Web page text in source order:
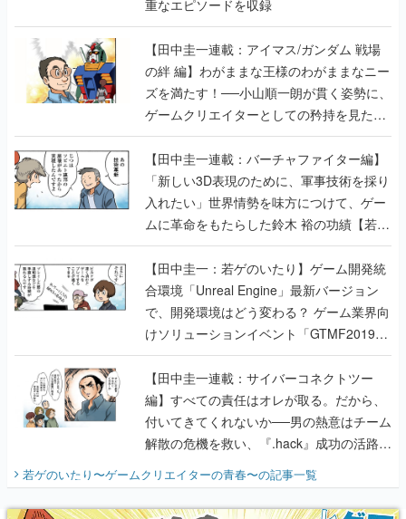
重なエピソードを収録
【田中圭一連載：アイマス/ガンダム 戦場
の絆 編】わがままな王様のわがままなニー
ズを満たす！──小山順一朗が貫く姿勢に、
ゲームクリエイターとしての矜持を見た
【若ゲのいたり最終回】
【田中圭一連載：バーチャファイター編】
「新しい3D表現のために、軍事技術を採り
入れたい」世界情勢を味方につけて、ゲー
ムに革命をもたらした鈴木 裕の功績【若ゲ
のいたり】
【田中圭一：若ゲのいたり】ゲーム開発統
合環境「Unreal Engine」最新バージョン
で、開発環境はどう変わる？ ゲーム業界向
けソリューションイベント「GTMF2019」
に行って、より理解を深めよう【PR】
【田中圭一連載：サイバーコネクトツー
編】すべての責任はオレが取る。だから、
付いてきてくれないか──男の熱意はチーム
解散の危機を救い、『.hack』成功の活路を
開く。業界の快男児・松山 洋に流れる血は
『少年ジャンプ』色だった【若ゲのいた
り】
若ゲのいたり〜ゲームクリエイターの青春〜の記事一覧